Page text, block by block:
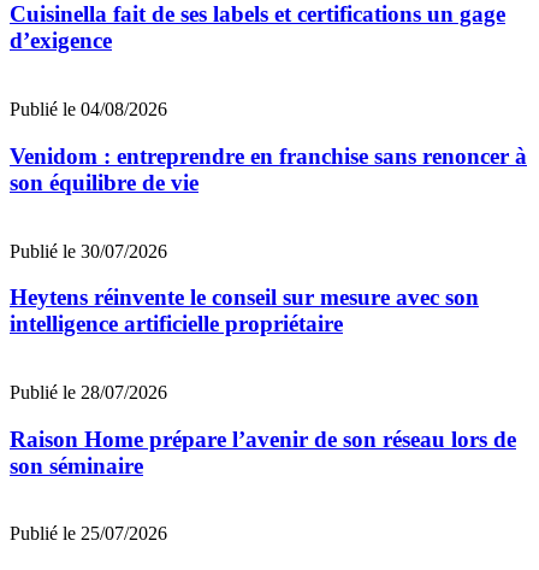
Cuisinella fait de ses labels et certifications un gage
d’exigence
Publié le 04/08/2026
Venidom : entreprendre en franchise sans renoncer à
son équilibre de vie
Publié le 30/07/2026
Heytens réinvente le conseil sur mesure avec son
intelligence artificielle propriétaire
Publié le 28/07/2026
Raison Home prépare l’avenir de son réseau lors de
son séminaire
Publié le 25/07/2026